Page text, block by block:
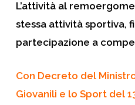
L’attività al
stessa attività sportiva,
partecipazione a
Con Decreto del
Giovanili e lo Sport del